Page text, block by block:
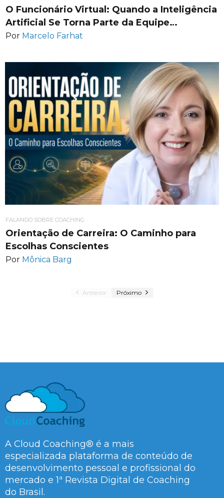
O Funcionário Virtual: Quando a Inteligência
Artificial Se Torna Parte da Equipe…
Por Marcelo Farhat
FALANDO SOBRE COACHING
Orientação de Carreira: O Caminho para
Escolhas Conscientes
Por Mônica Barg
Anterior Próximo
A Cloud Coaching® é a mais
especializada plataforma de conteúdo de
desenvolvimento pessoal e profissional do
mercado e 1ª Revista Digital de Coaching
do Brasil.